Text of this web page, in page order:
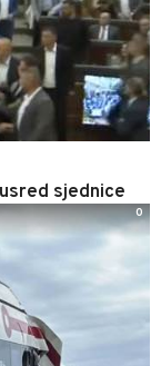
sjednice
0